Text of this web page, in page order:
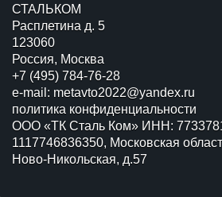
СТАЛЬКОМ
Расплетина д. 5
123060
Россия, Москва
+7 (495) 784-76-28
e-mail: metavto2022@yandex.ru
политика конфиденциальности
ООО «ТК Сталь Ком» ИНН:
1117746836350, Московская
Ново-Никольская, д.57